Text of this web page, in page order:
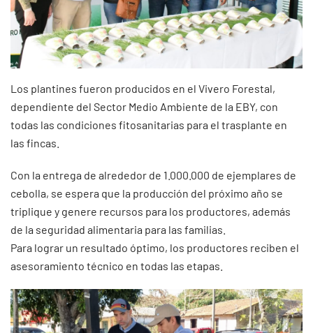
Los plantines fueron producidos en el Vivero Forestal,
dependiente del Sector Medio Ambiente de la EBY, con
todas las condiciones fitosanitarias para el trasplante en
las fincas.
Con la entrega de alrededor de 1.000.000 de ejemplares de
cebolla, se espera que la producción del próximo año se
triplique y genere recursos para los productores, además
de la seguridad alimentaria para las familias.
Para lograr un resultado óptimo, los productores reciben el
asesoramiento técnico en todas las etapas.